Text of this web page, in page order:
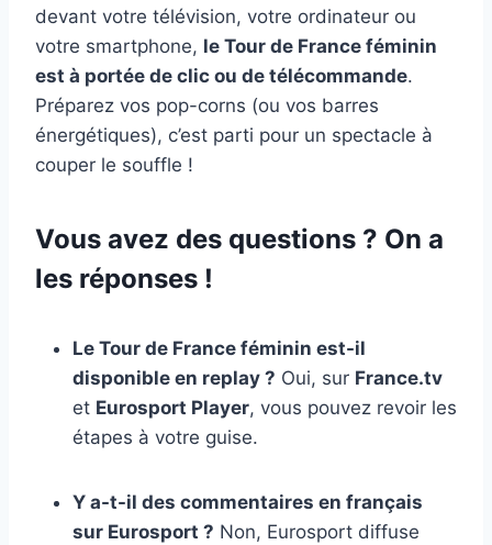
devant votre télévision, votre ordinateur ou
votre smartphone, le Tour de France féminin
est à portée de clic ou de télécommande.
Préparez vos pop-corns (ou vos barres
énergétiques), c’est parti pour un spectacle à
couper le souffle !
Vous avez des questions ? On a
les réponses !
Le Tour de France féminin est-il
disponible en replay ? Oui, sur France.tv
et Eurosport Player, vous pouvez revoir les
étapes à votre guise.
Y a-t-il des commentaires en français
sur Eurosport ? Non, Eurosport diffuse